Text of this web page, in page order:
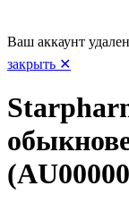
Ваш аккаунт
закрыть ✕